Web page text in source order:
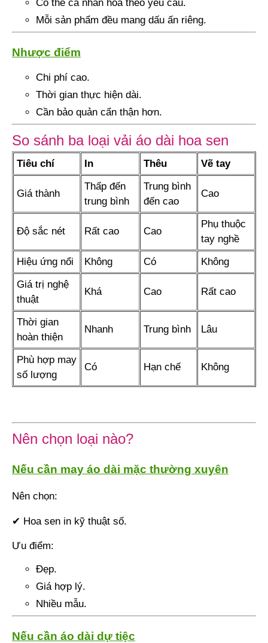
Có thể cá nhân hóa theo yêu cầu.
Mỗi sản phẩm đều mang dấu ấn riêng.
Nhược điểm
Chi phí cao.
Thời gian thực hiện dài.
Cần bảo quản cẩn thận hơn.
So sánh ba loại vải áo dài hoa sen
Tiêu chí In Thêu Vẽ tay
Giá thành
Thấp đến
trung bình
Trung bình
đến cao
Cao
Độ sắc nét Rất cao Cao
Phụ thuộc
tay nghề
Hiệu ứng nổi
Không Có
Không
Giá trị nghệ
thuật
Khá Cao Rất cao
Thời gian
hoàn thiện
Nhanh Trung bình Lâu
Phù hợp may
số lượng
Có Hạn chế Không
Nên chọn loại nào?
Nếu cần may áo dài mặc thường xuyên
Nên chọn:
✔ Hoa sen in kỹ thuật số.
Ưu điểm:
Đẹp.
Giá hợp lý.
Nhiều mẫu.
Nếu cần áo dài dự tiệc